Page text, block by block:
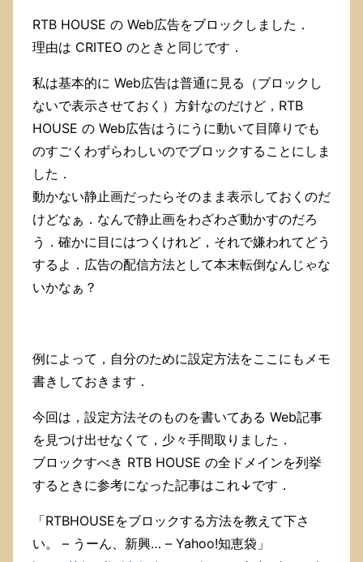
能
て
な
い
不
具
合
し
た．
RTB HOUSE の Web広告をブロックしました．
理由は CRITEO のときと同じです．
私は基本的に Web広告は普通に見る（ブロックし
ないで表示させておく）方針なのだけど，RTB
HOUSE の Web広告はうにうに動いて目障りでも
のすごくわずらわしいのでブロックすることにしま
した．
動かない静止画だったらそのまま表示しておくのだ
けどなぁ．なんで静止画をわざわざ動かすのだろ
う．確かに目にはつくけれど，それで嫌われてどう
するよ．広告の配信方法として本末転倒なんじゃな
いかなぁ？
例によって，自分のために設定方法をここにもメモ
書きしておきます．
今回は，設定方法そのものを書いてある Web記事
を見つけ出せなくて，少々手間取りました．
ブロックすべき RTB HOUSE の全ドメインを列挙
するときに参考になった記事はこれ↓です．
「RTBHOUSEをブロックする方法を教えて下さ
い。 – うーん、新興… – Yahoo!知恵袋」